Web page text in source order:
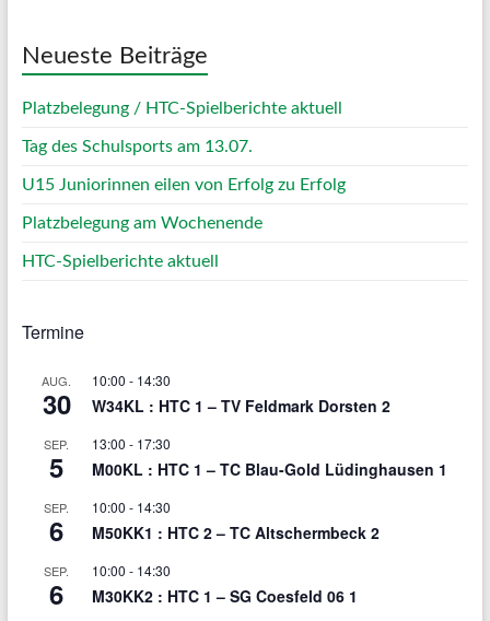
Neueste Beiträge
Platzbelegung / HTC-Spielberichte aktuell
Tag des Schulsports am 13.07.
U15 Juniorinnen eilen von Erfolg zu Erfolg
Platzbelegung am Wochenende
HTC-Spielberichte aktuell
Termine
AUG.
30
10:00 - 14:30
W34KL : HTC 1 – TV Feldmark Dorsten 2
SEP.
5
13:00 - 17:30
M00KL : HTC 1 – TC Blau-Gold Lüdinghausen 1
SEP.
6
10:00 - 14:30
M50KK1 : HTC 2 – TC Altschermbeck 2
SEP.
6
10:00 - 14:30
M30KK2 : HTC 1 – SG Coesfeld 06 1